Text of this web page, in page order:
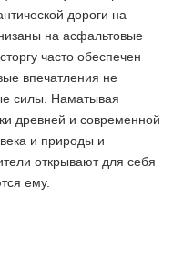
дороги на
на асфальтовые
часто обеспечен
впечатления не
силы. Наматывая
древней и современной
и природы и
открывают для себя
ему.